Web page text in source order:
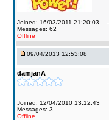
Joined: 16/03/2011 21:20:03
Messages: 62
Offline
09/04/2013 12:53:08
damjanA
Joined: 12/04/2010 13:12:43
Messages: 3
Offline